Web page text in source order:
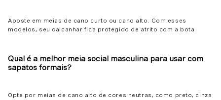
Aposte em meias de cano curto ou cano alto. Com esses
modelos, seu calcanhar fica protegido de atrito com a bota.
Qual é a melhor meia social masculina para usar com
sapatos formais?
Opte por meias de cano alto de cores neutras, como preto, cinza